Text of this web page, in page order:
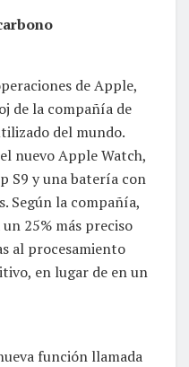
de Apple,
de la compañía de
del mundo.
nuevo Apple Watch,
S9 y una batería con
Según la compañía,
25% más preciso
al procesamiento
en lugar de en un
función llamada